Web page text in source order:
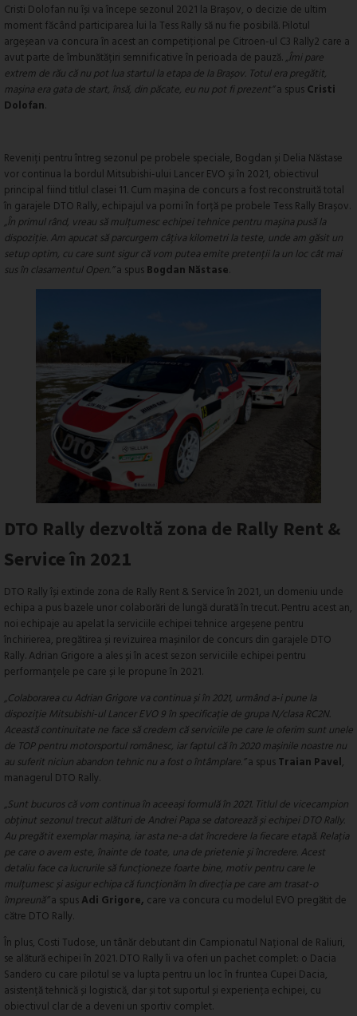
Cristi Dolofan nu își va începe sezonul 2021 la Brașov, o decizie de ultim
moment făcând participarea lui la Tess Rally să nu fie posibilă. Pilotul
argeșean va concura în acest an competițional pe Citroen-ul C3 Rally2 care a
avut parte de îmbunătățiri semnificative în perioada de pauză.„Îmi pare
extrem de rău că nu pot lua startul la etapa de la Brașov. Totul era pregătit,
mașina era gata de start, însă, din păcate, eu nu pot fi prezent”a spusCristi
Dolofan.
Reveniți pentru întreg sezonul pe probele speciale, Bogdan și Delia Năstase
vor continua la bordul Mitsubishi-ului Lancer EVO și în 2021, obiectivul
principal fiind titlul clasei 11. Cum mașina de concurs a fost reconstruită total
în garajele DTO Rally, echipajul va porni în forță pe probele Tess Rally Brașov.
„În primul rând, vreau să mulțumesc echipei tehnice pentru mașina pusă la
dispoziție. Am apucat să parcurgem câțiva kilometri la teste, unde am găsit un
setup optim, cu care sunt sigur că vom putea emite pretenții la un loc cât mai
sus în clasamentul Open.”a spusBogdan Năstase.
DTO Rally dezvoltă zona de Rally Rent &
Service în 2021
DTO Rally își extinde zona de Rally Rent & Service în 2021, un domeniu unde
echipa a pus bazele unor colaborări de lungă durată în trecut. Pentru acest an,
noi echipaje au apelat la serviciile echipei tehnice argeșene pentru
închirierea, pregătirea și revizuirea mașinilor de concurs din garajele DTO
Rally. Adrian Grigore a ales și în acest sezon serviciile echipei pentru
performanțele pe care și le propune în 2021.
„Colaborarea cu Adrian Grigore va continua și în 2021, urmând a-i pune la
dispoziție Mitsubishi-ul Lancer EVO 9 în specificație de grupa N/clasa RC2N.
Această continuitate ne face să credem că serviciile pe care le oferim sunt unele
de TOP pentru motorsportul românesc, iar faptul că în 2020 mașinile noastre nu
au suferit niciun abandon tehnic nu a fost o întâmplare.”a spusTraian Pavel,
managerul DTO Rally.
„Sunt bucuros că vom continua în aceeași formulă în 2021. Titlul de vicecampion
obținut sezonul trecut alături de Andrei Papa se datorează și echipei DTO Rally.
Au pregătit exemplar mașina, iar asta ne-a dat încredere la fiecare etapă. Relația
pe care o avem este, înainte de toate, una de prietenie și încredere. Acest
detaliu face ca lucrurile să funcționeze foarte bine, motiv pentru care le
mulțumesc și asigur echipa că funcționăm în direcția pe care am trasat-o
împreună”a spusAdi Grigore, care va concura cu modelul EVO pregătit de
către DTO Rally.
În plus, Costi Tudose, un tânăr debutant din Campionatul Național de Raliuri,
se alătură echipei în 2021. DTO Rally îi va oferi un pachet complet: o Dacia
Sandero cu care pilotul se va lupta pentru un loc în fruntea Cupei Dacia,
asistență tehnică și logistică, dar și tot suportul și experiența echipei, cu
obiectivul clar de a deveni un sportiv complet.